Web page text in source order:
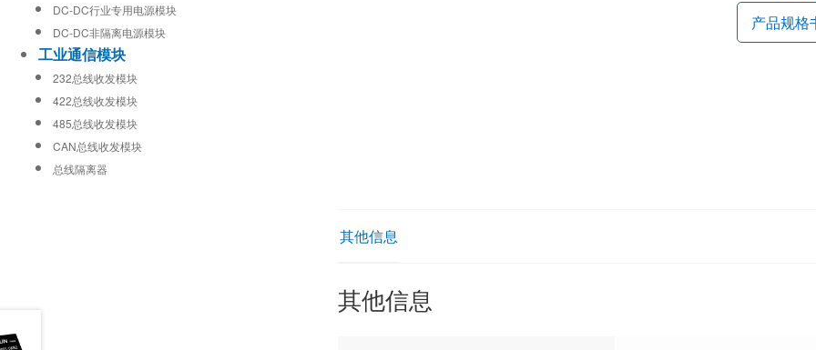
产品规格
其他信息
其他信息
DC-DC行业专用电源模块
DC-DC非隔离电源模块
工业通信模块
232总线收发模块
422总线收发模块
485总线收发模块
CAN总线收发模块
总线隔离器